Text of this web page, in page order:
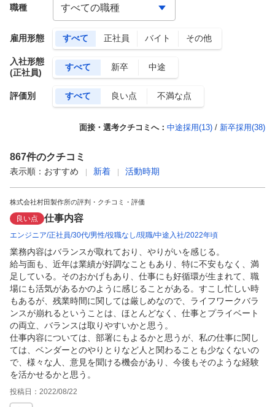
雇用形態 すべて 正社員 バイト その他
入社形態
(正社員)
すべて 新卒 中途
評価別 すべて 良い点 不満な点
職種
面接・選考クチコミへ： 中途採用(13) / 新卒採用(38)
867件のクチコミ
表示順： おすすめ 新着 活動時期
株式会社村田製作所の評判・クチコミ・評価
良い点 仕事内容
エンジニア 正社員 30代 男性 役職なし 現職 中途入社 2022年頃
業務内容はバランスが取れており、やりがいを感じる。
給与面も、近年は業績が好調なこともあり、特に不安もなく、満
足している。そのおかげもあり、仕事にも好循環が生まれて、職
場にも活気があるかのように感じることがある。すこし忙しい時
もあるが、残業時間に関しては厳しめなので、ライフワークバラ
ンスが崩れるということは、ほとんどなく、仕事とプライベート
の両立、バランスは取りやすいかと思う。
仕事内容については、部署にもよるかと思うが、私の仕事に関し
ては、ベンダーとのやりとりなど人と関わることも少なくないの
で、様々な人、意見を聞ける機会があり、今後もそのような経験
を活かせるかと思う。
投稿日： 2022/08/22